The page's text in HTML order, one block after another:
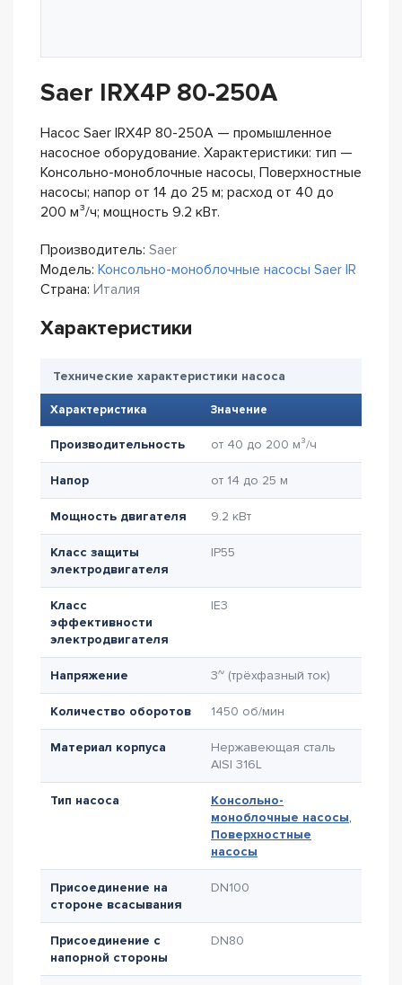
Saer IRX4P 80-250A
Насос Saer IRX4P 80-250A — промышленное
насосное оборудование. Характеристики: тип —
Консольно-моноблочные насосы, Поверхностные
насосы; напор от 14 до 25 м; расход от 40 до
200 м³/ч; мощность 9.2 кВт.
Производитель: Saer
Модель: Консольно-моноблочные насосы Saer IR
Страна: Италия
Характеристики
Технические характеристики насоса
Характеристика Значение
Производительность от 40 до 200 м³/ч
Напор от 14 до 25 м
Мощность двигателя 9.2 кВт
Класс защиты
электродвигателя
IP55
Класс
эффективности
электродвигателя
IE3
Напряжение 3~ (трёхфазный ток)
Количество оборотов 1450 об/мин
Материал корпуса
Нержавеющая сталь
AISI 316L
Тип насоса
Консольно-
моноблочные насосы,
Поверхностные
насосы
Присоединение на
стороне всасывания
DN100
Присоединение с
напорной стороны
DN80